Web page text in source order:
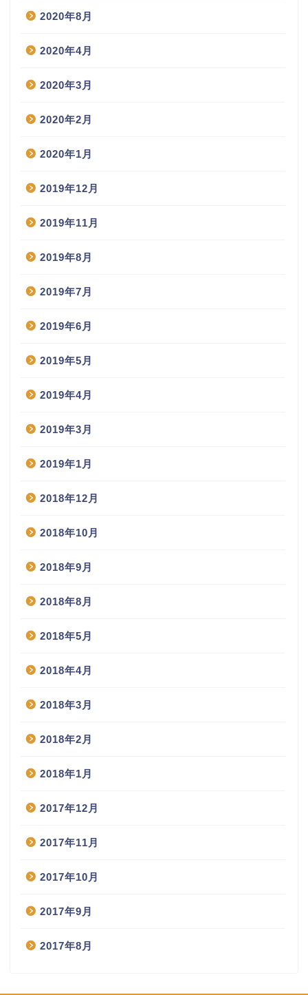
2020年8月
2020年4月
2020年3月
2020年2月
2020年1月
2019年12月
2019年11月
2019年8月
2019年7月
2019年6月
2019年5月
2019年4月
2019年3月
2019年1月
2018年12月
2018年10月
2018年9月
2018年8月
2018年5月
2018年4月
2018年3月
2018年2月
2018年1月
2017年12月
2017年11月
2017年10月
2017年9月
2017年8月